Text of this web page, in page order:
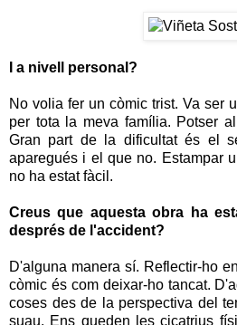
I a nivell personal?
No volia fer un còmic trist. Va ser
per tota la meva família. Potser
Gran part de la dificultat és el
aparegués i el que no. Estampar
no ha estat fàcil.
Creus que aquesta obra ha
després de l'accident?
D'alguna manera sí. Reflectir-ho
còmic és com deixar-ho tancat.
coses des de la perspectiva del
suau. Ens queden les cicatrius